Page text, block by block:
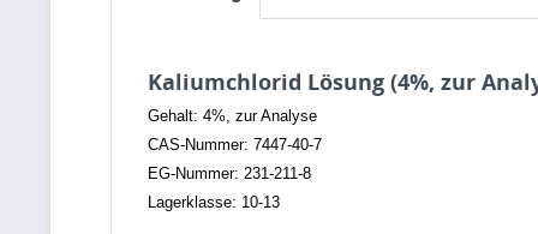
Kaliumchlorid Lösung (4%, zur
Gehalt: 4%, zur Analyse
CAS-Nummer: 7447-40-7
EG-Nummer: 231-211-8
Lagerklasse: 10-13